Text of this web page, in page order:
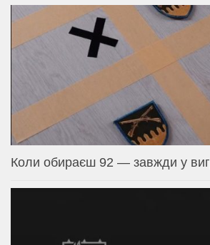
Коли обираєш 92 — завжди у